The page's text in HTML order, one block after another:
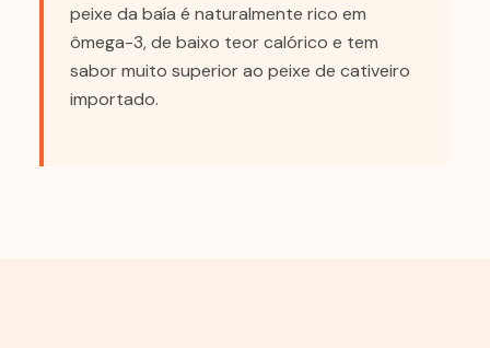
peixe da baía é naturalmente rico em
ômega-3, de baixo teor calórico e tem
sabor muito superior ao peixe de cativeiro
importado.